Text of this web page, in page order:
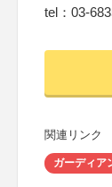
tel：03-
関連リンク
ガーディア